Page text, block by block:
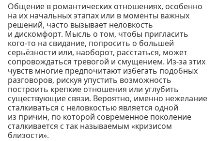
Общение в романтических отношениях, особенно
на их начальных этапах или в моменты важных
решений, часто вызывает неловкость
и дискомфорт. Мысль о том, чтобы пригласить
кого-то на свидание, попросить о большей
серьёзности или, наоборот, расстаться, может
сопровождаться тревогой и смущением. Из-за этих
чувств многие предпочитают избегать подобных
разговоров, рискуя упустить возможность
построить крепкие отношения или углубить
существующие связи. Вероятно, именно нежелание
сталкиваться с неловкостью является одной
из причин, по которой современное поколение
сталкивается с так называемым «кризисом
близости».